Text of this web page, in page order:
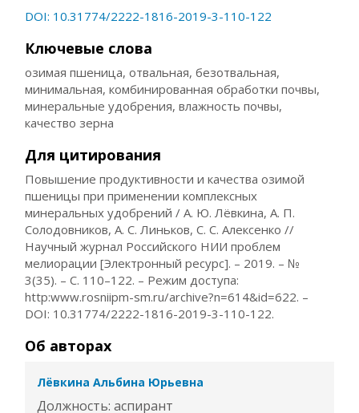
DOI: 10.31774/2222-1816-2019-3-110-122
Ключевые слова
озимая пшеница, отвальная, безотвальная,
минимальная, комбинированная обработки почвы,
минеральные удобрения, влажность почвы,
качество зерна
Для цитирования
Повышение продуктивности и качества озимой
пшеницы при применении комплексных
минеральных удобрений / А. Ю. Лёвкина, А. П.
Солодовников, А. С. Линьков, С. С. Алексенко //
Научный журнал Российского НИИ проблем
мелиорации [Электронный ресурс]. – 2019. – №
3(35). – С. 110–122. – Режим доступа:
http:www.rosniipm-sm.ru/archive?n=614&id=622. –
DOI: 10.31774/2222-1816-2019-3-110-122.
Об авторах
Лёвкина Альбина Юрьевна
Должность: аспирант